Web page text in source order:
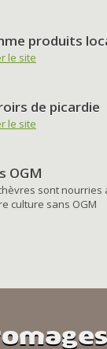
produits
le site
de picardie
le site
OGM
sont nourries
culture sans OGM